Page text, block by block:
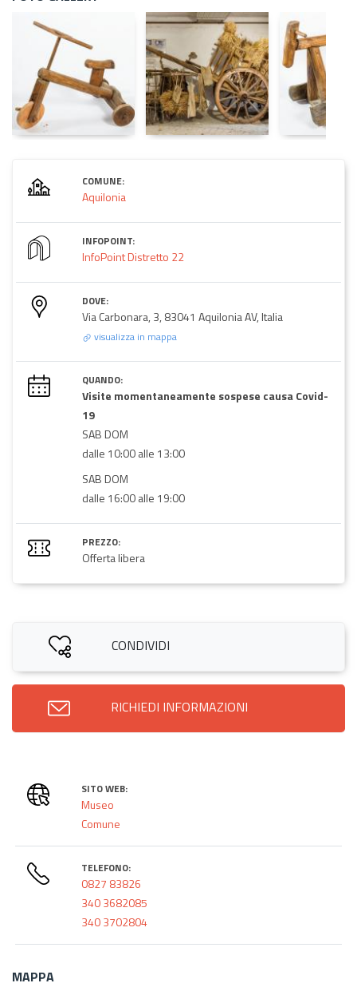
COMUNE:
Aquilonia
INFOPOINT:
InfoPoint Distretto 22
DOVE:
Via Carbonara, 3, 83041 Aquilonia AV, Italia
visualizza in mappa
QUANDO:
Visite momentaneamente sospese causa Covid-
19
SAB DOM
dalle 10:00 alle 13:00
SAB DOM
dalle 16:00 alle 19:00
PREZZO:
Offerta libera
CONDIVIDI
RICHIEDI INFORMAZIONI
SITO WEB:
Museo
Comune
TELEFONO:
0827 83826
340 3682085
340 3702804
MAPPA